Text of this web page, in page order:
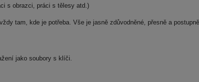
s obrazci, práci s tělesy atd.)
tam, kde je potřeba. Vše je jasně zdůvodněné, přesně a
jako soubory s klíči.